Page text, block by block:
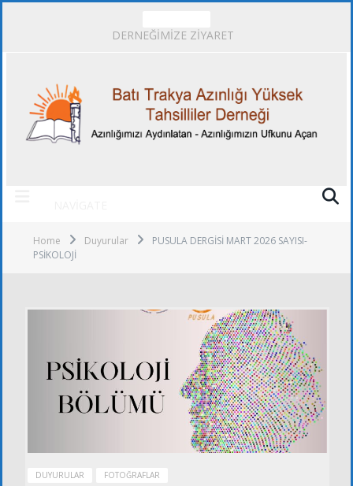
DERNEĞİMİZE ZİYARET
Home Duyurular
PUSULA DERGİSİ MART 2026 SAYISI-
PSİKOLOJİ
DUYURULAR FOTOĞRAFLAR